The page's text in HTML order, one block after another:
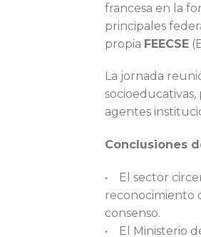
francesa en la
principales
propia FEECSE
La jornada
agentes
Conclusiones
• El sector
reconocimiento
consenso.
• El Ministerio